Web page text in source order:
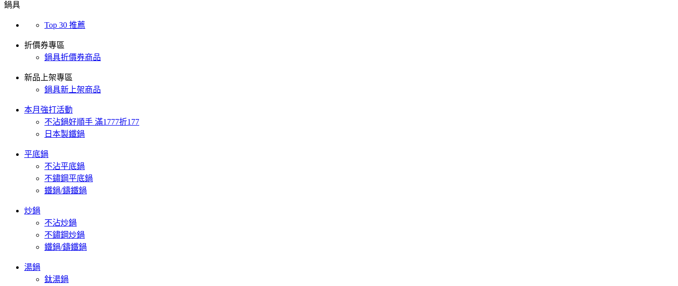
鍋具
Top 30 推薦
折價券專區
鍋具折價券商品
新品上架專區
鍋具新上架商品
本月強打活動
不沾鍋好順手 滿1777折177
日本製鐵鍋
平底鍋
不沾平底鍋
不鏽鋼平底鍋
鐵鍋/鑄鐵鍋
炒鍋
不沾炒鍋
不鏽鋼炒鍋
鐵鍋/鑄鐵鍋
湯鍋
鈦湯鍋